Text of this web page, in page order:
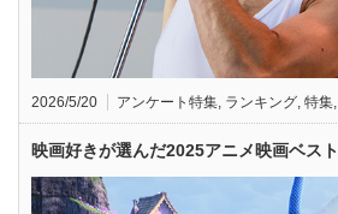
2026/5/20 アンケート特集 ランキング 特集
映画好きが選んだ2025アニメ映画ベスト